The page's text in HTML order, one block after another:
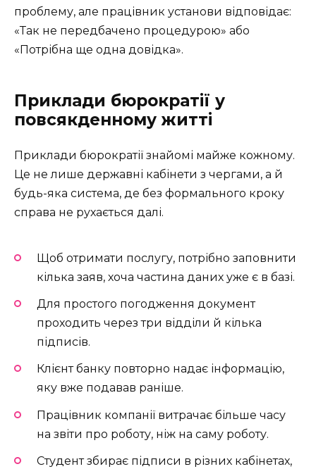
проблему, але працівник установи відповідає:
«Так не передбачено процедурою» або
«Потрібна ще одна довідка».
Приклади бюрократії у
повсякденному житті
Приклади бюрократії знайомі майже кожному.
Це не лише державні кабінети з чергами, а й
будь-яка система, де без формального кроку
справа не рухається далі.
Щоб отримати послугу, потрібно заповнити
кілька заяв, хоча частина даних уже є в базі.
Для простого погодження документ
проходить через три відділи й кілька
підписів.
Клієнт банку повторно надає інформацію,
яку вже подавав раніше.
Працівник компанії витрачає більше часу
на звіти про роботу, ніж на саму роботу.
Студент збирає підписи в різних кабінетах,